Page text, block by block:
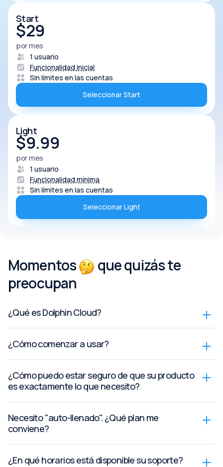
Start
$29
por mes
1 usuario
Funcionalidad inicial
Sin límites en las cuentas
Seleccionar Start
Light
$9.99
por mes
1 usuario
Funcionalidad mínima
Sin límites en las cuentas
Seleccionar Light
Momentos
que quizás te
preocupan
¿Qué es Dolphin Cloud?
¿Cómo comenzar a usar?
¿Cómo puedo estar seguro de que su producto
es exactamente lo que necesito?
Necesito "auto-llenado". ¿Qué plan me
conviene?
¿En qué horarios está disponible su soporte?